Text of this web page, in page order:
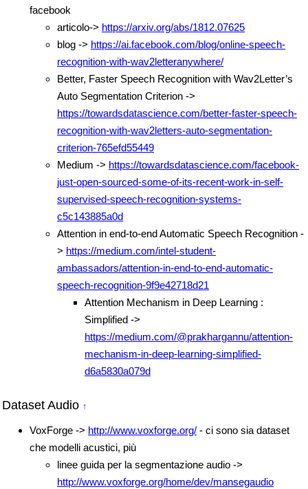
facebook
articolo-> https://arxiv.org/abs/1812.07625
blog -> https://ai.facebook.com/blog/online-speech-
recognition-with-wav2letteranywhere/
Better, Faster Speech Recognition with Wav2Letter’s
Auto Segmentation Criterion ->
https://towardsdatascience.com/better-faster-speech-
recognition-with-wav2letters-auto-segmentation-
criterion-765efd55449
Medium -> https://towardsdatascience.com/facebook-
just-open-sourced-some-of-its-recent-work-in-self-
supervised-speech-recognition-systems-
c5c143885a0d
Attention in end-to-end Automatic Speech Recognition -
> https://medium.com/intel-student-
ambassadors/attention-in-end-to-end-automatic-
speech-recognition-9f9e42718d21
Attention Mechanism in Deep Learning :
Simplified ->
https://medium.com/@prakhargannu/attention-
mechanism-in-deep-learning-simplified-
d6a5830a079d
Dataset Audio ↑
VoxForge -> http://www.voxforge.org/ - ci sono sia dataset
che modelli acustici, più
linee guida per la segmentazione audio ->
http://www.voxforge.org/home/dev/mansegaudio